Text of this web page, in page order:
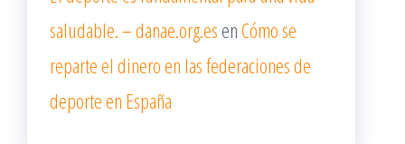
saludable. – danae.org.es enCómo se
reparte el dinero en las federaciones de
deporte en España